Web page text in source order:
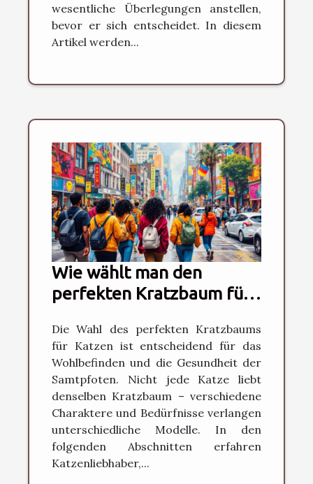
wesentliche Überlegungen anstellen,
bevor er sich entscheidet. In diesem
Artikel werden...
Wie wählt man den
perfekten Kratzbaum für
Katzentypen?
Die Wahl des perfekten Kratzbaums
für Katzen ist entscheidend für das
Wohlbefinden und die Gesundheit der
Samtpfoten. Nicht jede Katze liebt
denselben Kratzbaum – verschiedene
Charaktere und Bedürfnisse verlangen
unterschiedliche Modelle. In den
folgenden Abschnitten erfahren
Katzenliebhaber,...